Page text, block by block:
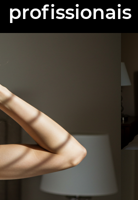
profissionais